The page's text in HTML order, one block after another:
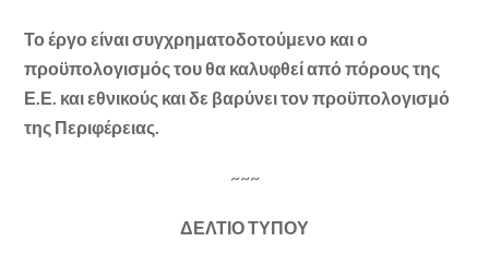
Το έργο είναι συγχρηματοδοτούμενο και ο
προϋπολογισμός του θα καλυφθεί από πόρους της
Ε.Ε. και εθνικούς και δε βαρύνει τον προϋπολογισμό
της Περιφέρειας.
~~~
ΔΕΛΤΙΟ ΤΥΠΟΥ